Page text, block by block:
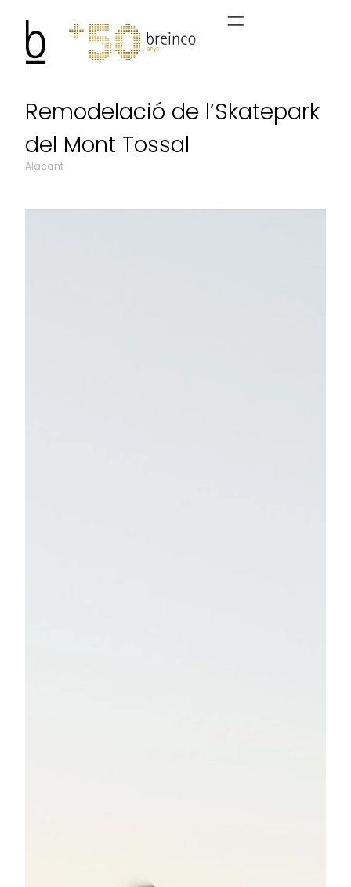
Remodelació de l’Skatepark
del Mont Tossal
Alacant